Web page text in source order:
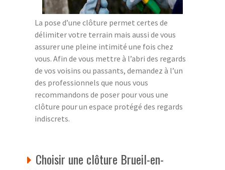
La pose d’une clôture permet certes de
délimiter votre terrain mais aussi de vous
assurer une pleine intimité une fois chez
vous. Afin de vous mettre à l’abri des regards
de vos voisins ou passants, demandez à l’un
des professionnels que nous vous
recommandons de poser pour vous une
clôture pour un espace protégé des regards
indiscrets.
Choisir une clôture Brueil-en-